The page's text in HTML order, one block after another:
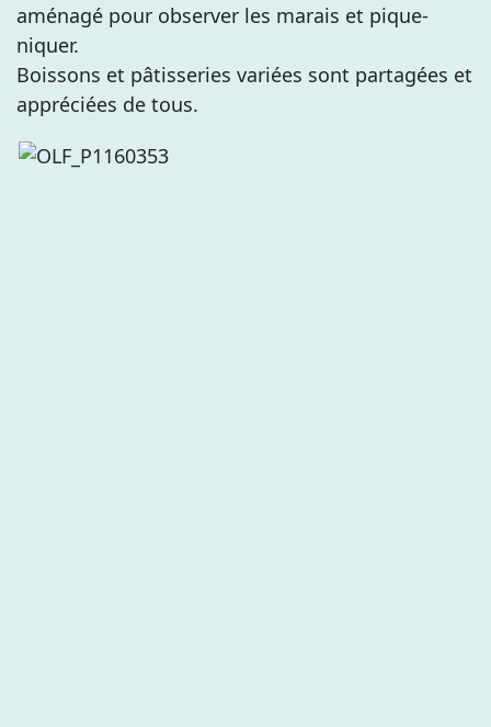
aménagé pour observer les marais et pique-
niquer.
Boissons et pâtisseries variées sont partagées et
appréciées de tous.